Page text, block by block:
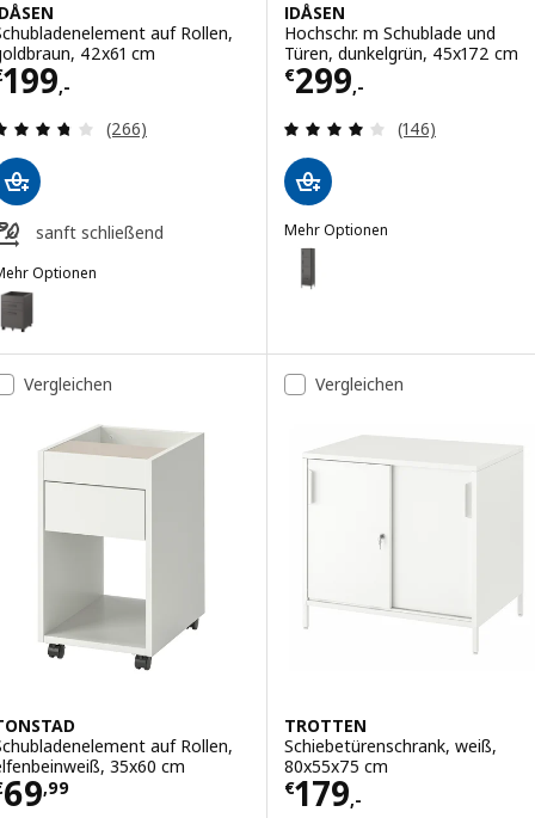
auf Rollen,
42x61 cm
199,-€ 199,-
Überprüfung: 3.7 aus 5 sterne. Bewertungen
(266)
sanft schließend
Optionen
IDÅSEN, Schubladenelement auf Rollen, dunkelgrau, 42x61
IDÅSEN
Hochschr. m Schublade und
Türen, dunkelgrün, 45x172 cm
€299,-
Preis € 299,-
Überprüfung:
(146)
Mehr Optionen
IDÅSEN
Vergleichen
auf Rollen,
35x60 cm
69,99€ 69,99
Vergleichen
TROTTEN
Schiebetürenschrank, weiß,
80x55x75 cm
€179,-
Preis € 179,-